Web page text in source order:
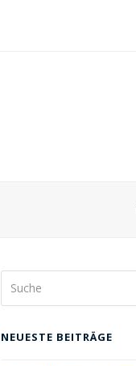
NEUESTE BEITRÄGE